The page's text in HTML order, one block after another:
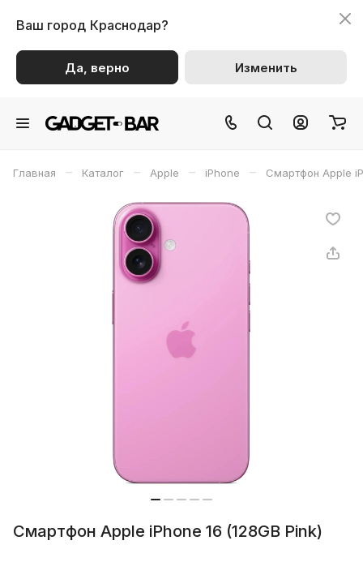
Ваш город Краснодар?
Да, верно Изменить
Главная – Каталог – Apple – iPhone – Смартфон Apple
Смартфон Apple iPhone 16 (128GB Pink)